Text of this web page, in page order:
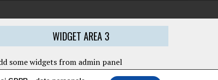
WIDGET AREA 3
some widgets from admin panel